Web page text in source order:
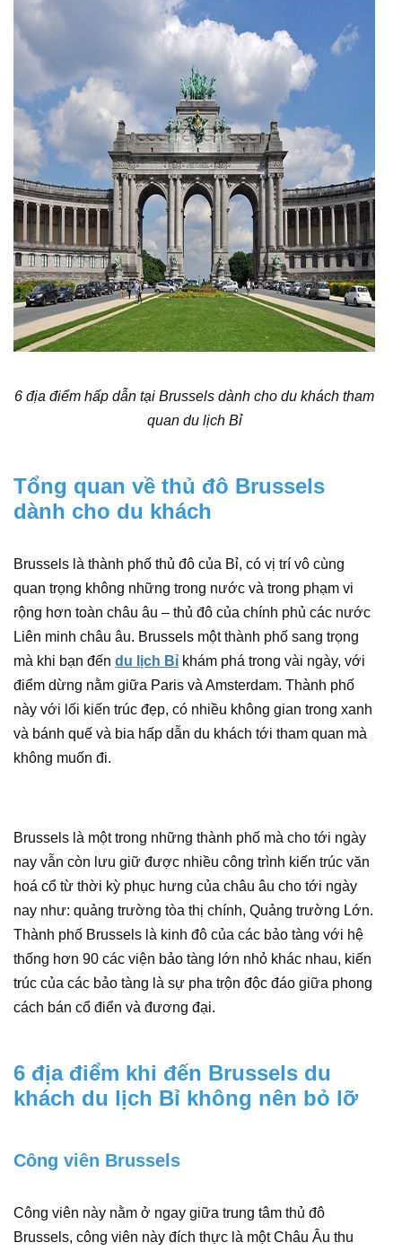
6 địa điểm hấp dẫn tại Brussels dành cho du khách tham
quan du lịch Bỉ
Tổng quan về thủ đô Brussels
dành cho du khách
Brussels là thành phố thủ đô của Bỉ, có vị trí vô cùng
quan trọng không những trong nước và trong phạm vi
rộng hơn toàn châu âu – thủ đô của chính phủ các nước
Liên minh châu âu. Brussels một thành phố sang trọng
mà khi bạn đến du lịch Bỉ khám phá trong vài ngày, với
điểm dừng nằm giữa Paris và Amsterdam. Thành phố
này với lối kiến trúc đẹp, có nhiều không gian trong xanh
và bánh quế và bia hấp dẫn du khách tới tham quan mà
không muốn đi.
Brussels là một trong những thành phố mà cho tới ngày
nay vẫn còn lưu giữ được nhiều công trình kiến trúc văn
hoá cổ từ thời kỳ phục hưng của châu âu cho tới ngày
nay như: quảng trường tòa thị chính, Quảng trường Lớn.
Thành phố Brussels là kinh đô của các bảo tàng với hệ
thống hơn 90 các viện bảo tàng lớn nhỏ khác nhau, kiến
trúc của các bảo tàng là sự pha trộn độc đáo giữa phong
cách bán cổ điển và đương đại.
6 địa điểm khi đến Brussels du
khách du lịch Bỉ không nên bỏ lỡ
Công viên Brussels
Công viên này nằm ở ngay giữa trung tâm thủ đô
Brussels, công viên này đích thực là một Châu Âu thu